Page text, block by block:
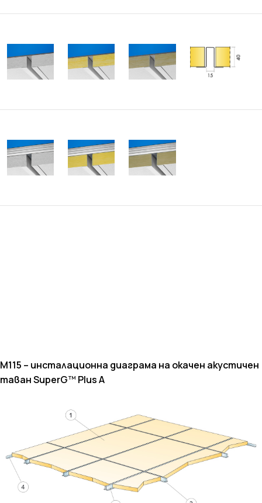
M115 – инсталационна диаграма на окачен акустичен
таванSuperG™ PlusA